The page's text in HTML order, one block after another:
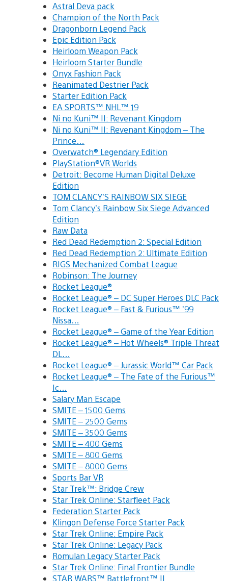
Astral Deva pack
Champion of the North Pack
Dragonborn Legend Pack
Epic Edition Pack
Heirloom Weapon Pack
Heirloom Starter Bundle
Onyx Fashion Pack
Reanimated Destrier Pack
Starter Edition Pack
EA SPORTS™ NHL™ 19
Ni no Kuni™ II: Revenant Kingdom
Ni no Kuni™ II: Revenant Kingdom – The
Prince…
Overwatch® Legendary Edition
PlayStation®VR Worlds
Detroit: Become Human Digital Deluxe
Edition
TOM CLANCY’S RAINBOW SIX SIEGE
Tom Clancy’s Rainbow Six Siege Advanced
Edition
Raw Data
Red Dead Redemption 2: Special Edition
Red Dead Redemption 2: Ultimate Edition
RIGS Mechanized Combat League
Robinson: The Journey
Rocket League®
Rocket League® – DC Super Heroes DLC Pack
Rocket League® – Fast & Furious™ ’99
Nissa…
Rocket League® – Game of the Year Edition
Rocket League® – Hot Wheels® Triple Threat
DL…
Rocket League® – Jurassic World™ Car Pack
Rocket League® – The Fate of the Furious™
Ic…
Salary Man Escape
SMITE – 1500 Gems
SMITE – 2500 Gems
SMITE – 3500 Gems
SMITE – 400 Gems
SMITE – 800 Gems
SMITE – 8000 Gems
Sports Bar VR
Star Trek™: Bridge Crew
Star Trek Online: Starfleet Pack
Federation Starter Pack
Klingon Defense Force Starter Pack
Star Trek Online: Empire Pack
Star Trek Online: Legacy Pack
Romulan Legacy Starter Pack
Star Trek Online: Final Frontier Bundle
STAR WARS™ Battlefront™ II